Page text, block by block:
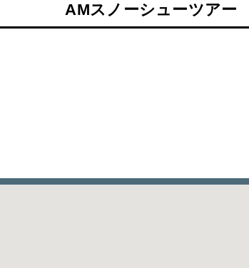
AMスノーシューツアー